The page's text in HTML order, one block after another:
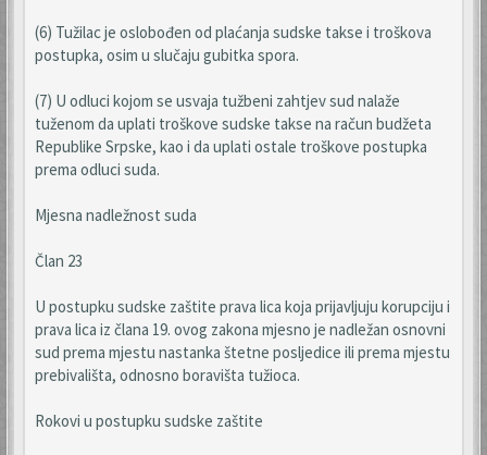
(6) Tužilac je oslobođen od plaćanja sudske takse i troškova
postupka, osim u slučaju gubitka spora.
(7) U odluci kojom se usvaja tužbeni zahtjev sud nalaže
tuženom da uplati troškove sudske takse na račun budžeta
Republike Srpske, kao i da uplati ostale troškove postupka
prema odluci suda.
Mjesna nadležnost suda
Član 23
U postupku sudske zaštite prava lica koja prijavljuju korupciju i
prava lica iz člana 19. ovog zakona mjesno je nadležan osnovni
sud prema mjestu nastanka štetne posljedice ili prema mjestu
prebivališta, odnosno boravišta tužioca.
Rokovi u postupku sudske zaštite